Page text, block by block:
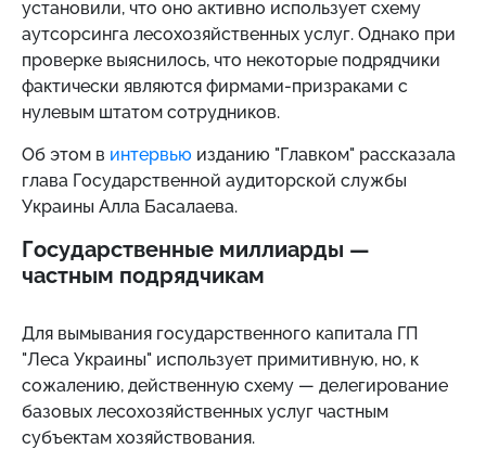
установили, что оно активно использует схему
аутсорсинга лесохозяйственных услуг. Однако при
проверке выяснилось, что некоторые подрядчики
фактически являются фирмами-призраками с
нулевым штатом сотрудников.
Об этом в интервью изданию "Главком" рассказала
глава Государственной аудиторской службы
Украины Алла Басалаева.
Государственные миллиарды —
частным подрядчикам
Для вымывания государственного капитала ГП
"Леса Украины" использует примитивную, но, к
сожалению, действенную схему — делегирование
базовых лесохозяйственных услуг частным
субъектам хозяйствования.